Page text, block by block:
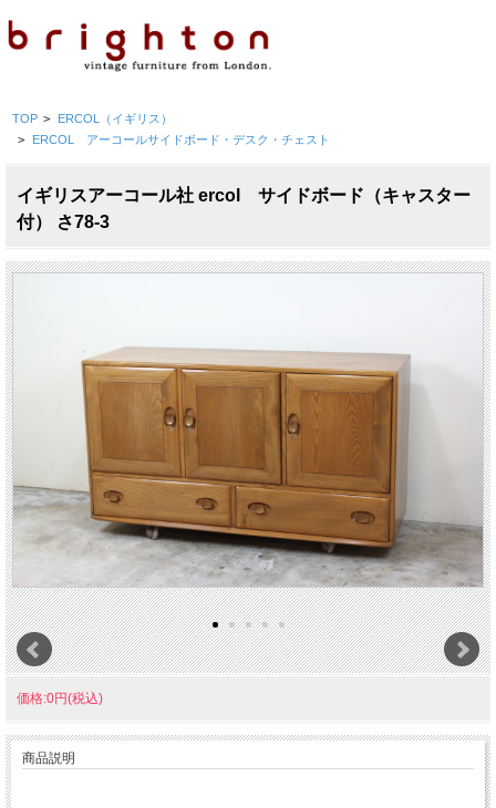
TOP > ERCOL（イギリス）
> ERCOL アーコールサイドボード・デスク・チェスト
イギリスアーコール社 ercol サイドボード（キャスター
付） さ78-3
価格:0円(税込)
商品説明